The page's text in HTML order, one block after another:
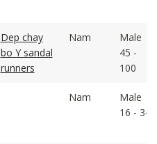
Dep chay
bo Y sandal
runners
Nam
Male
45 -
100
Nam
Male
16 - 34